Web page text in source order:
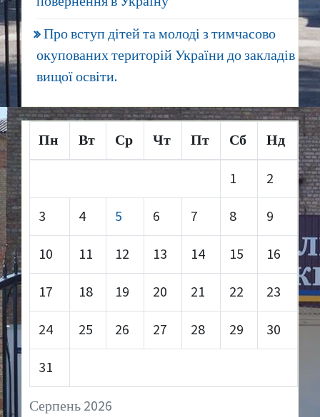
Про вступ дітей та молоді з тимчасово
окупованих територій України до закладів
вищої освіти.
Серпень 2026
Пн Вт Ср Чт Пт Сб Нд
1 2
3 4 5 6 7 8 9
10 11 12 13 14 15 16
17 18 19 20 21 22 23
24 25 26 27 28 29 30
31